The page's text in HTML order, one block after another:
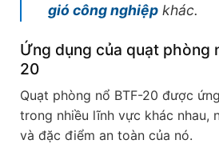
gió công nghiệp khác.
Ứng dụng của quạt phòng
20
Quạt phòng nổ BTF-20 được
trong nhiều lĩnh vực khác nhau,
và đặc điểm an toàn của nó.